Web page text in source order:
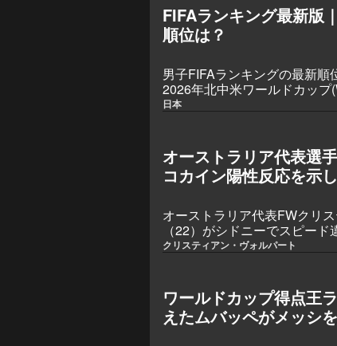
FIFAランキング最新版
順位は？
男子FIFAランキングの最新
2026年北中米ワールドカップ
日本
オーストラリア代表選
コカイン陽性反応を示し
オーストラリア代表FWクリ
（22）がシドニーでスピー
反応を示したとの報道がある
クリスティアン・ヴォルパート
ワールドカップ得点王
えたムバッペがメッシ